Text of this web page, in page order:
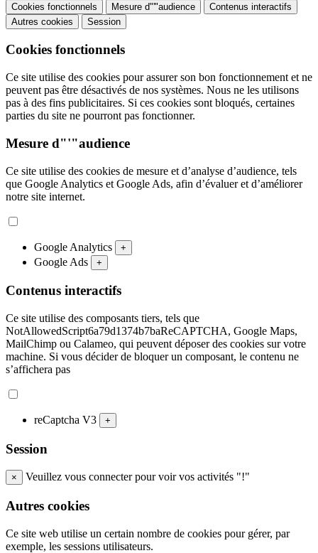
Cookies fonctionnels Mesure d"'"audience
Contenus interactifs
Autres cookies
Session
Cookies fonctionnels
Ce site utilise des cookies pour assurer son bon fonctionnement et ne
peuvent pas être désactivés de nos systèmes. Nous ne les utilisons
pas à des fins publicitaires. Si ces cookies sont bloqués, certaines
parties du site ne pourront pas fonctionner.
Mesure d"'"audience
Ce site utilise des cookies de mesure et d’analyse d’audience, tels
que Google Analytics et Google Ads, afin d’évaluer et d’améliorer
notre site internet.
Google Analytics +
Google Ads +
Contenus interactifs
Ce site utilise des composants tiers, tels que
NotAllowedScript6a79d1374b7baReCAPTCHA, Google Maps,
MailChimp ou Calameo, qui peuvent déposer des cookies sur votre
machine. Si vous décider de bloquer un composant, le contenu ne
s’affichera pas
reCaptcha V3 +
Session
× Veuillez vous connecter pour voir vos activités "!"
Autres cookies
Ce site web utilise un certain nombre de cookies pour gérer, par
exemple, les sessions utilisateurs.